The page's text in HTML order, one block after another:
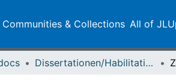
Communities & Collections All of
Dissertationen/Habilitationen